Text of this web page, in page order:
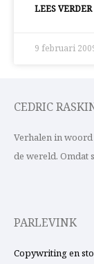
LEES VERDER
9 februari
CEDRIC
Verhalen in woord
de wereld. Omdat
PARLEVINK
Copywriting en